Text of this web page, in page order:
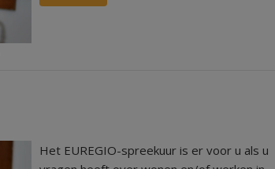
Het EUREGIO-spreekuur is er voor u als u